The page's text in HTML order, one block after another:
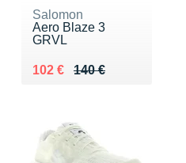
Salomon
Aero Blaze 3
GRVL
140 €
Au lieu de 140 €
102 €
Vendu 102 €